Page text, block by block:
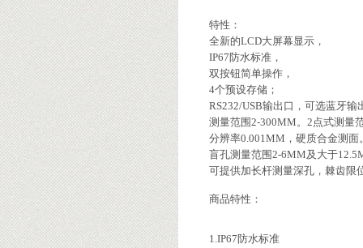
特性：
全新的LCD大屏幕显示，
IP67防水标准，
双按钮简单操作，
4个预设存储；
RS232/USB输出口，可选蓝牙输
测量范围2-300MM。 2点式测量
分辨率0.001MM ，硬质合金测面
盲孔测量范围2-6MM及大于
可提供加长杆测量深孔，棘齿限
商品特性：
1.IP67防水标准